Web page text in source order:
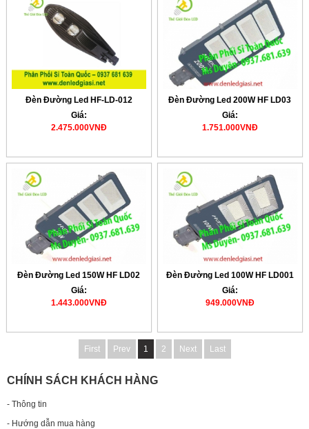
Đèn Đường Led HF-LD-012
Giá:
2.475.000VNĐ
Đèn Đường Led 200W HF LD03
Giá:
1.751.000VNĐ
Đèn Đường Led 150W HF LD02
Giá:
1.443.000VNĐ
Đèn Đường Led 100W HF LD001
Giá:
949.000VNĐ
First Prev 1 2 Next Last
CHÍNH SÁCH KHÁCH HÀNG
- Thông tin
- Hướng dẫn mua hàng